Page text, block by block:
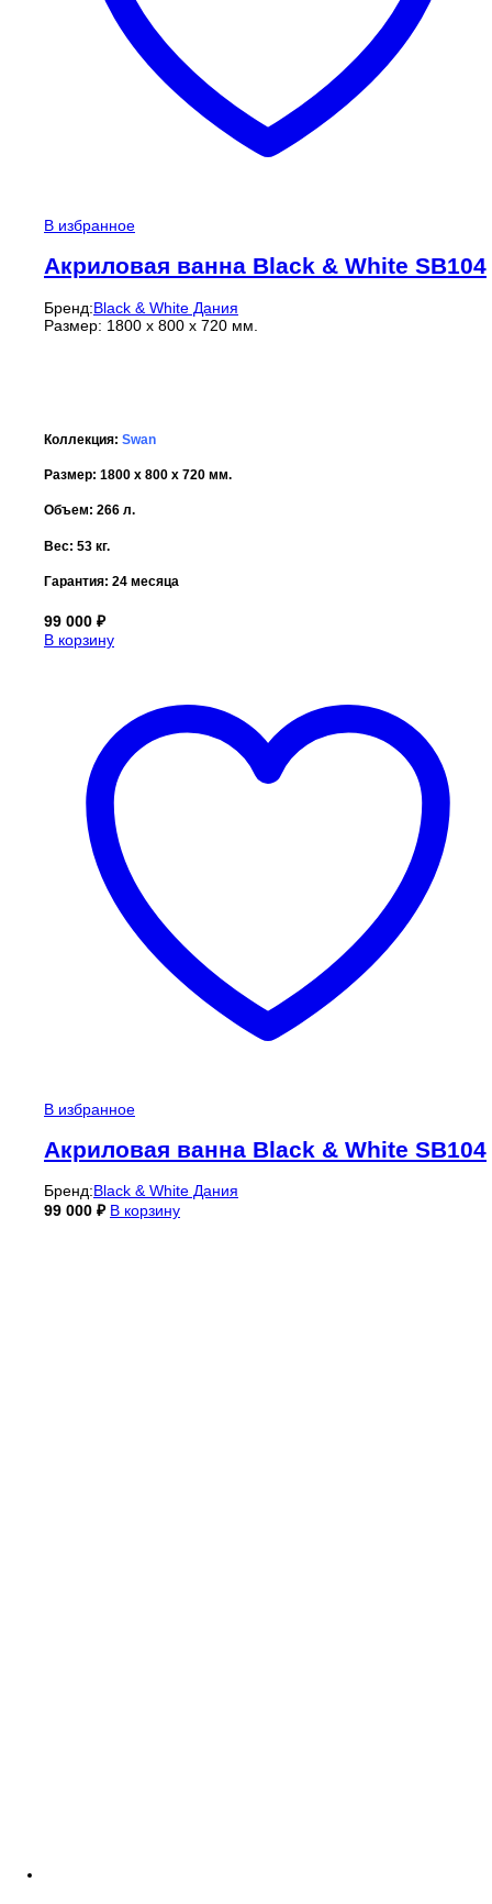
В избранное
Акриловая ванна Black & White SB104
Бренд:Black & White Дания
Размер: 1800 x 800 x 720 мм.
Коллекция: Swan
Размер: 1800 x 800 x 720 мм.
Объем: 266 л.
Вес: 53 кг.
Гарантия: 24 месяца
99 000 ₽
В корзину
В избранное
Акриловая ванна Black & White SB104
Бренд:Black & White Дания
99 000 ₽ В корзину